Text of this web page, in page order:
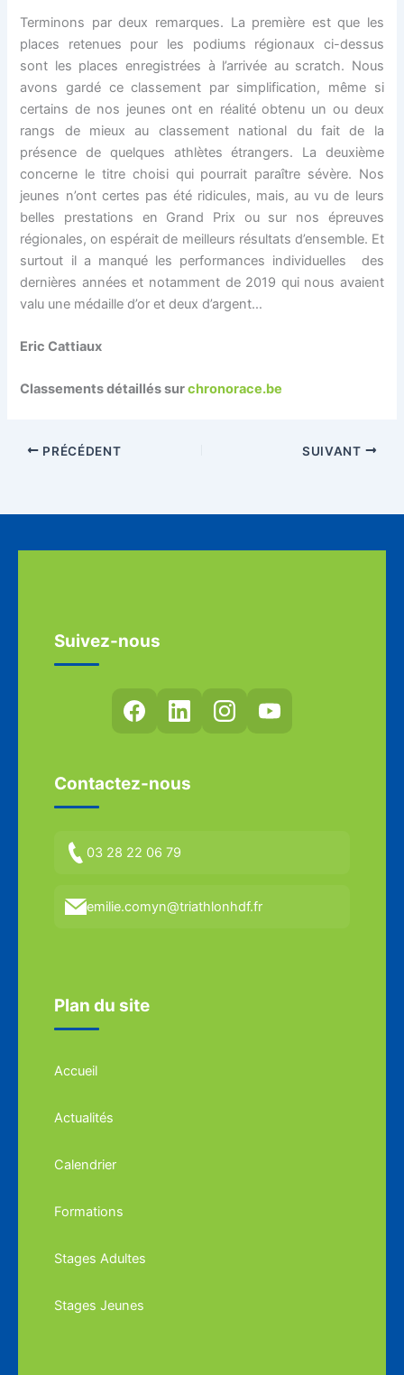
Terminons par deux remarques. La première est que les
places retenues pour les podiums régionaux ci-dessus
sont les places enregistrées à l’arrivée au scratch. Nous
avons gardé ce classement par simplification, même si
certains de nos jeunes ont en réalité obtenu un ou deux
rangs de mieux au classement national du fait de la
présence de quelques athlètes étrangers. La deuxième
concerne le titre choisi qui pourrait paraître sévère. Nos
jeunes n’ont certes pas été ridicules, mais, au vu de leurs
belles prestations en Grand Prix ou sur nos épreuves
régionales, on espérait de meilleurs résultats d’ensemble. Et
surtout il a manqué les performances individuelles des
dernières années et notamment de 2019 qui nous avaient
valu une médaille d’or et deux d’argent…
Eric Cattiaux
Classements détaillés surchronorace.be
PRÉCÉDENT SUIVANT
Suivez-nous
Contactez-nous
03 28 22 06 79
emilie.comyn@triathlonhdf.fr
Plan du site
Accueil
Actualités
Calendrier
Formations
Stages Adultes
Stages Jeunes